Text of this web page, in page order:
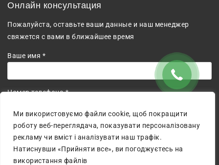
Ми використовуємо файли cookie, щоб покращити
роботу веб-переглядача, показувати персоналізовану
рекламу чи вміст і аналізувати наш трафік.
Натиснувши «Прийняти все», ви погоджуєтесь на
використання файлів
Онлайн консультация
Пожалуйста, оставьте ваши данные и наш менеджер
свяжется с вами в ближайшее время
Ваше имя *
Номер телефона *
Соглашаюсь на обработку персональных данных.